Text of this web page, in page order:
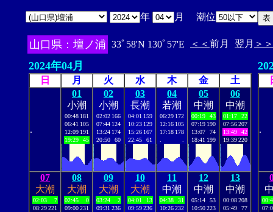
年 月 潮位
山口県：壇ノ浦 33ﾟ58'N 130ﾟ57'E ＜＜ 前月 翌月 ＞＞
2024年04月
日 月 火 水 木 金 土
.
01
小潮
00:48 181
06:41 105
12:09 191
19:29
45
02
小潮
02:02 166
07:44 124
13:24 174
20:50
60
03
長潮
04:01 159
10:23 129
15:26 167
22:45
61
04
若潮
06:29 172
12:16 105
17:18 178
05
中潮
00:19
43
07:19 190
13:07
74
18:41 199
06
中潮
01:17
22
07:56207
13:49
42
19:39220
07
大潮
02:03
7
08:29221
08
大潮
02:45
0
09:00231
09
大潮
03:24
2
09:31 236
10
大潮
04:01
13
09:59236
11
中潮
04:38
31
10:26232
12
中潮
05:14
53
10:50223
13
中潮
00:08208
05:49
77
.